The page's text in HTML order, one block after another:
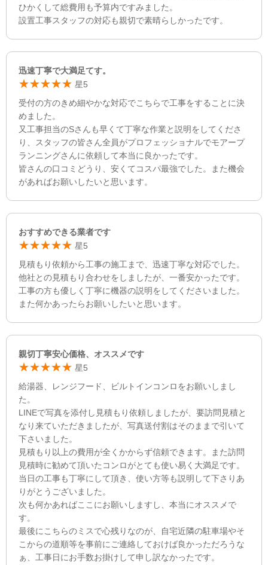
ひかくして総費用も予算内ですみました。
設置工事スタッフの対応も親切で素晴らしかったです。
迅速丁寧で大満足てす。
星5
受付の方のきめ細やかな対応でこちらで工事をすることに決
めました。
又工事担当のSさんも早くて丁寧な作業と説明をしてくださ
り、スタッフの皆さん全員がプロフェッショナルでモアープ
ランニングさんに依頼して本当に良かったです。
皆さんの口コミどうり、安くてコスパ最強でした。また機会
があればお願いしたいと思います。
おすすめできる業者です
星5
見積もり依頼から工事の施工まで、迅速丁寧な対応でした。
他社との見積もり合わせをしましたが、一番安かったです。
工事の方も優しく丁寧に機器の説明をしてくださいました。
また何かあったらお願いしたいと思います。
親切丁寧安心価格、オススメです
星5
給湯器、レンジフード、ビルトインコンロをお願いしまし
た。
LINEで写真を添付し見積もり依頼しましたが、要訪問見積と
なり来ていただきましたが、写真送付割はそのままで引いて
下さいました。
見積もり以上の費用が全くかからず信頼できます。また訪問
見積時に勧めて頂いたコンロがとても使い易く大満足です。
当日の工事も丁寧にして頂き、使い方等も説明して下さりあ
りがとうございました。
次も何かあればここにお願いしますし、本当にオススメで
す。
最後にこちらのミスで心残りなのが、自宅近隣の駐車場やそ
こからの道順等を事前にご連絡しておけば良かっただろうな
ぁ、工事日にお手数お掛けして申し訳なかったです。